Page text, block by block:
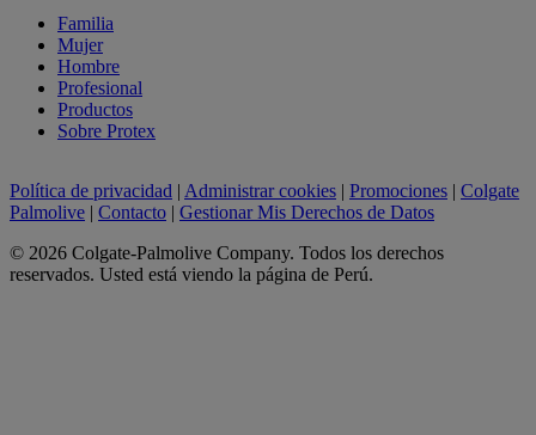
Familia
Mujer
Hombre
Profesional
Productos
Sobre Protex
Política de privacidad | Administrar cookies | Promociones | Colgate
Palmolive | Contacto | Gestionar Mis Derechos de Datos
© 2026 Colgate-Palmolive Company. Todos los derechos
reservados. Usted está viendo la página de Perú.